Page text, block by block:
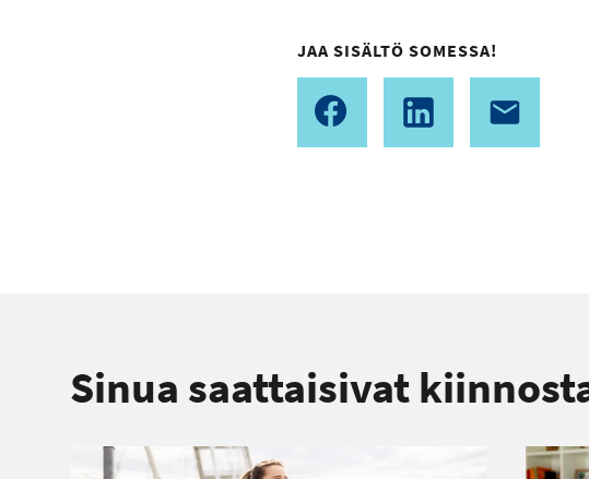
JAA SISÄLTÖ SOMESSA!
Sinua saattaisivat